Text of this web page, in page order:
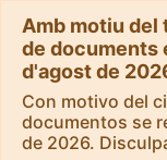
Amb motiu del
de documents
d'agost de
Con motivo del
documentos se
de 2026.